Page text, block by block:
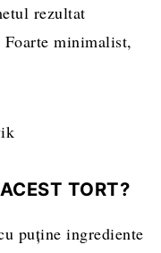
rezultat
minimalist,
TORT?
puține ingrediente